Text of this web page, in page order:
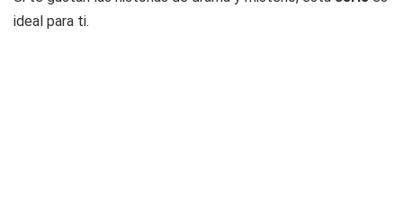
ideal para ti.